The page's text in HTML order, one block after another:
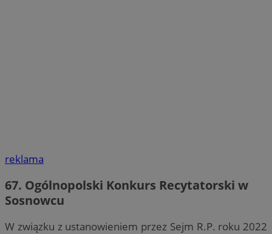
reklama
67. Ogólnopolski Konkurs Recytatorski w
Sosnowcu
W związku z ustanowieniem przez Sejm R.P. roku 2022